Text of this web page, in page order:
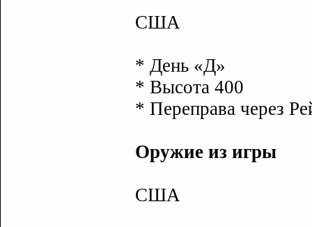
США
* День «Д»
* Высота 400
* Переправа через
Оружие из игры
США